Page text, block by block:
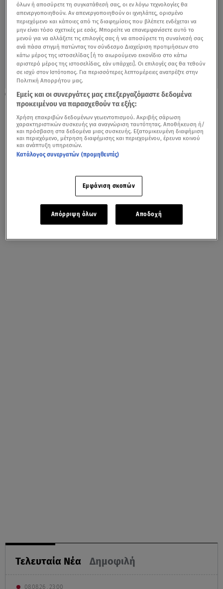
15.10.21, 22:02
Κακοκαιρία Μπάλλος: Εγκλωβισμένοι από
κατολίσθηση σε χωριό της Κέρκυρας
Τελευταία Νέα Δημοφιλή
08.08.26 , 23:00
όλων ή αποσύρετε τη συγκατάθεσή σας, οι εν λόγω τεχνολογίες θα
απενεργοποιηθούν. Αν απενεργοποιηθούν οι ιχνηλάτες, ορισμένο
περιεχόμενο και κάποιες από τις διαφημίσεις που βλέπετε ενδέχεται να
μην είναι τόσο σχετικές με εσάς. Μπορείτε να επανεμφανίσετε αυτό το
μενού για να αλλάξετε τις επιλογές σας ή να αποσύρετε τη συναίνεσή σας
ανά πάσα στιγμή πατώντας τον σύνδεσμο Διαχείριση προτιμήσεων στο
κάτω μέρος της ιστοσελίδας [ή το αιωρούμενο εικονίδιο στο κάτω
αριστερό μέρος της ιστοσελίδας, εάν υπάρχει]. Οι επιλογές σας θα τεθούν
σε ισχύ στον Ιστότοπος. Για περισσότερες λεπτομέρειες ανατρέξτε στην
Πολιτική Απορρήτου μας.
Εμείς και οι συνεργάτες μας επεξεργαζόμαστε δεδομένα
προκειμένου να παρασχεθούν τα εξής:
Χρήση επακριβών δεδομένων γεωεντοπισμού. Ακριβής σάρωση
χαρακτηριστικών συσκευής για αναγνώριση ταυτότητας. Αποθήκευση ή/
και πρόσβαση στα δεδομένα μιας συσκευής. Εξατομικευμένη διαφήμιση
και περιεχόμενο, μέτρηση διαφήμισης και περιεχομένου, έρευνα κοινού
και ανάπτυξη υπηρεσιών.
Κατάλογος συνεργατών (προμηθευτές)
Εμφάνιση σκοπών
Απόρριψη όλων Αποδοχή